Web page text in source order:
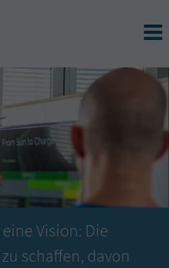
Vision: Die
schaffen, davon